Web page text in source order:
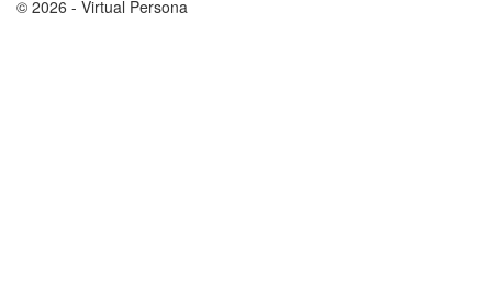
© 2026 - Virtual Persona